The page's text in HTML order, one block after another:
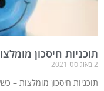
תוכניות חיסכון
2 באוגוסט 2021
תוכניות חיסכון מומלצות –